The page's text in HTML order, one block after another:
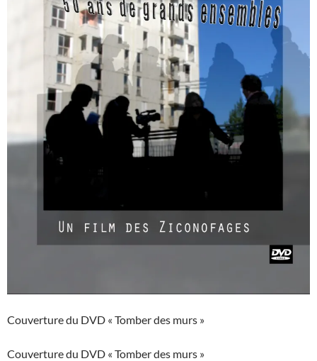
Couverture du DVD « Tomber des murs »
Couverture du DVD « Tomber des murs »